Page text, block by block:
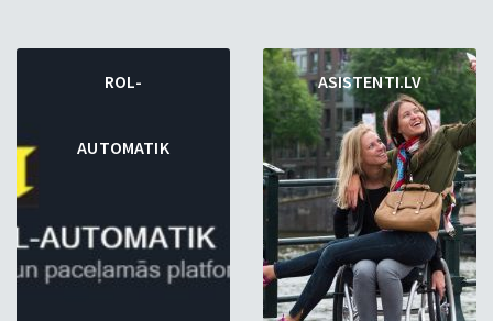
ROL-
AUTOMATIK
ASISTENTI.LV